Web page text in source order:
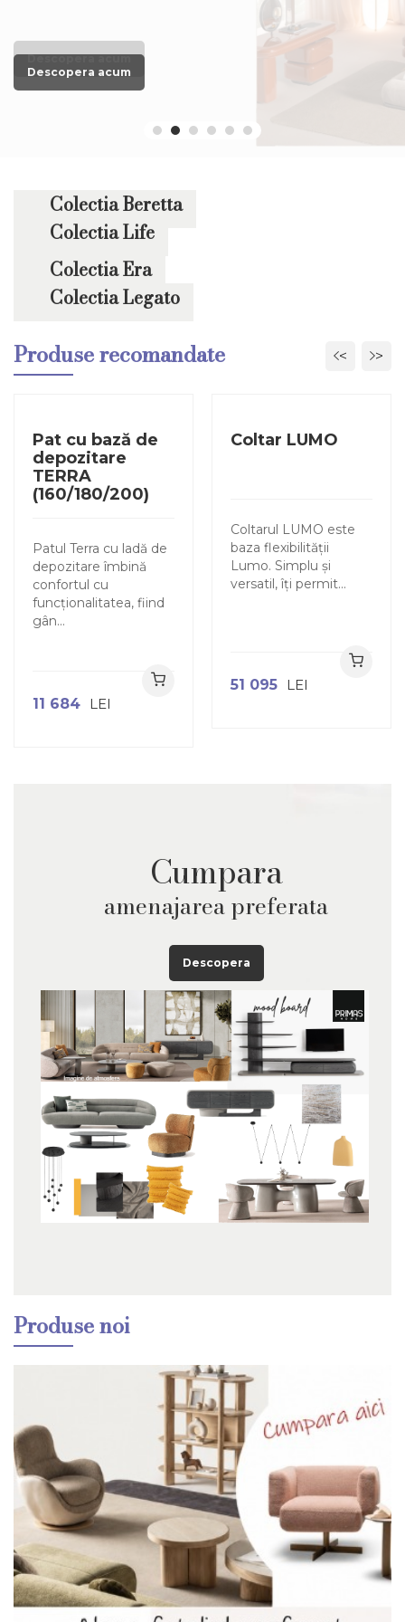
Descopera acum
Descopera acum
Descopera acum
Descopera acum
Descopera acum
Descopera acum
Colectia Beretta
Colectia Life
Colectia Era
Colectia Legato
Produse recomandate <
Pat cu bază de
depozitare
TERRA
(160/180/200)
Patul Terra cu ladă de
depozitare îmbină
confortul cu
funcționalitatea, fiind
gân...
11 684 LEI
Coltar LUMO
Coltarul LUMO este
baza flexibilității
Lumo. Simplu și
versatil, îți permit...
51 095 LEI
>
Cumpara
amenajarea preferata
Descopera
Produse noi